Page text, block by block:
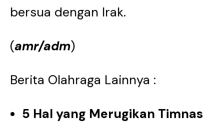
bersua dengan Irak.
(amr/adm)
Berita Olahraga Lainnya :
5 Hal yang Merugikan Timnas